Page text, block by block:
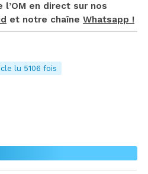
l’OM en direct sur nos
et notre chaîne Whatsapp !
lu 5106 fois